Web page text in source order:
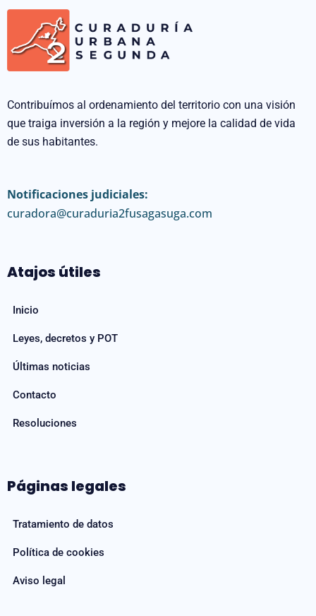
Contribuímos al ordenamiento del territorio con una visión
que traiga inversión a la región y mejore la calidad de vida
de sus habitantes.
Notificaciones judiciales:
curadora@curaduria2fusagasuga.com
Atajos útiles
Inicio
Leyes, decretos y POT
Últimas noticias
Contacto
Resoluciones
Páginas legales
Tratamiento de datos
Política de cookies
Aviso legal